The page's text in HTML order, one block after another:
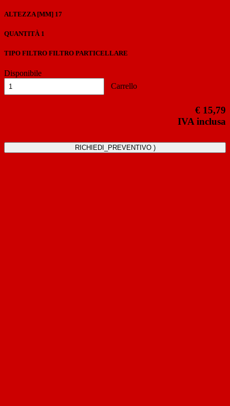
ALTEZZA [MM] 17
QUANTITÀ1
TIPO FILTRO FILTRO PARTICELLARE
Disponibile
Carrello
€ 15,79
IVA inclusa
RICHIEDI_PREVENTIVO )